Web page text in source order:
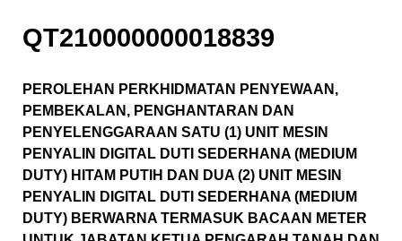
QT210000000018839
PEROLEHAN PERKHIDMATAN PENYEWAAN,
PEMBEKALAN, PENGHANTARAN DAN
PENYELENGGARAAN SATU (1) UNIT MESIN
PENYALIN DIGITAL DUTI SEDERHANA (MEDIUM
DUTY) HITAM PUTIH DAN DUA (2) UNIT MESIN
PENYALIN DIGITAL DUTI SEDERHANA (MEDIUM
DUTY) BERWARNA TERMASUK BACAAN METER